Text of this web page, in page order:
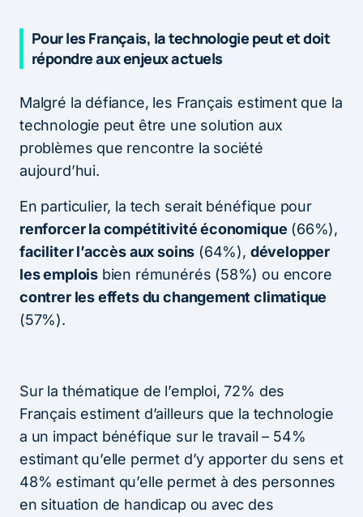
Pour les Français, la technologie peut et doit
répondre aux enjeux actuels
Malgré la défiance, les Français estiment que la
technologie peut être une solution aux
problèmes que rencontre la société
aujourd’hui.
En particulier, la tech serait bénéfique pour
renforcer la compétitivité économique (66%),
faciliter l’accès aux soins (64%), développer
les emplois bien rémunérés (58%) ou encore
contrer les effets du changement climatique
(57%).
Sur la thématique de l’emploi, 72% des
Français estiment d’ailleurs que la technologie
a un impact bénéfique sur le travail – 54%
estimant qu’elle permet d’y apporter du sens et
48% estimant qu’elle permet à des personnes
en situation de handicap ou avec des